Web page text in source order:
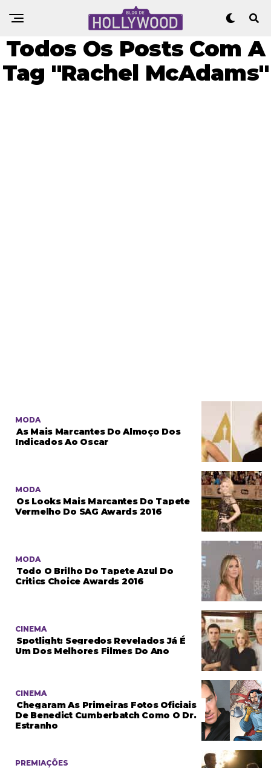
Todos Os Posts Com A
Tag "Rachel McAdams"
MODA
As Mais Marcantes Do Almoço Dos
Indicados Ao Oscar
MODA
Os Looks Mais Marcantes Do Tapete
Vermelho Do SAG Awards 2016
MODA
Todo O Brilho Do Tapete Azul Do
Critics Choice Awards 2016
CINEMA
Spotlight: Segredos Revelados Já É
Um Dos Melhores Filmes Do Ano
CINEMA
Chegaram As Primeiras Fotos Oficiais
De Benedict Cumberbatch Como O Dr.
Estranho
PREMIAÇÕES